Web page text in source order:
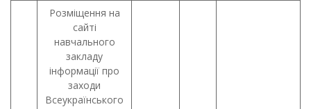
Розміщення на
сайті
навчального
закладу
інформації про
заходи
Всеукраїнського